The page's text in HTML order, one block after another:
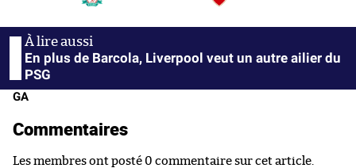
En plus de Barcola, Liverpool veut un autre ailier du
PSG
GA
Commentaires
Les membres ont posté 0 commentaire sur cet article.